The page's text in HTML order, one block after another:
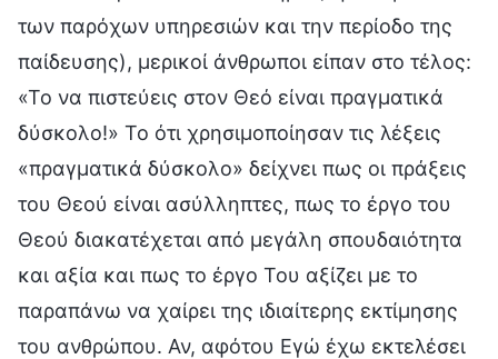
των παρόχων υπηρεσιών και την περίοδο της
παίδευσης), μερικοί άνθρωποι είπαν στο τέλος:
«Το να πιστεύεις στον Θεό είναι πραγματικά
δύσκολο!» Το ότι χρησιμοποίησαν τις λέξεις
«πραγματικά δύσκολο» δείχνει πως οι πράξεις
του Θεού είναι ασύλληπτες, πως το έργο του
Θεού διακατέχεται από μεγάλη σπουδαιότητα
και αξία και πως το έργο Του αξίζει με το
παραπάνω να χαίρει της ιδιαίτερης εκτίμησης
του ανθρώπου. Αν, αφότου Εγώ έχω εκτελέσει